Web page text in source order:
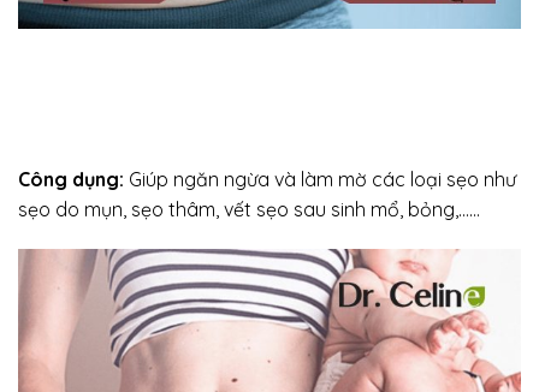
Công dụng: Giúp ngăn ngừa và làm mờ các loại sẹo như
sẹo do mụn, sẹo thâm, vết sẹo sau sinh mổ, bỏng,……